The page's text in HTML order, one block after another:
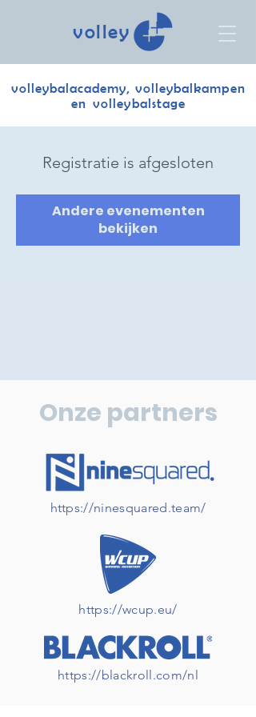
volley
volleybalacademy, volleybalkampen
en volleybalstage
Registratie is afgesloten
Andere evenementen
bekijken
Onze partners
https://ninesquared.team/
https://wcup.eu/
https://blackroll.com/nl